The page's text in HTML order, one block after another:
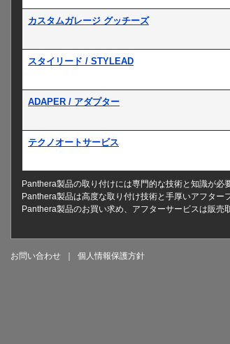
カスタムガレージ グッチーズ
スタイリード / STYLEAD
ADAPER / アダプター
テクノオートサービス
Panthera製品の取り付けには専門的な技術と知識が必
Panthera製品は高度な取り付け技術と手厚いアフター
Panthera製品のお買い求め、アフターサービスは販売
お問い合わせ 個人情報保護方針